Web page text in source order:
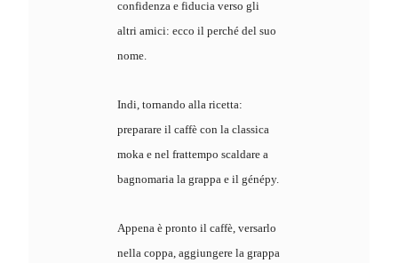
confidenza e fiducia verso gli
altri amici: ecco il perché del suo
nome.
Indi, tornando alla ricetta:
preparare il caffè con la classica
moka e nel frattempo scaldare a
bagnomaria la grappa e il génépy.
Appena è pronto il caffè, versarlo
nella coppa, aggiungere la grappa